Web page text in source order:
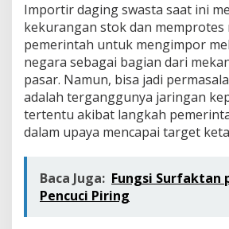
Importir daging swasta saat ini
kekurangan stok dan memprotes
pemerintah untuk mengimpor
negara sebagai bagian dari
pasar. Namun, bisa jadi
adalah terganggunya jaringan
tertentu akibat langkah
dalam upaya mencapai target
Baca Juga: Fungsi Surfaktan
Pencuci Piring